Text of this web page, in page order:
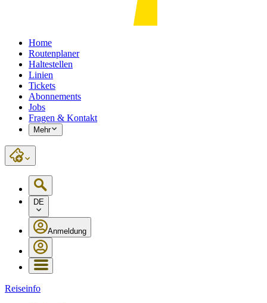
Home
Routenplaner
Haltestellen
Linien
Tickets
Abonnements
Jobs
Fragen & Kontakt
Mehr
DE
Anmeldung
Reiseinfo